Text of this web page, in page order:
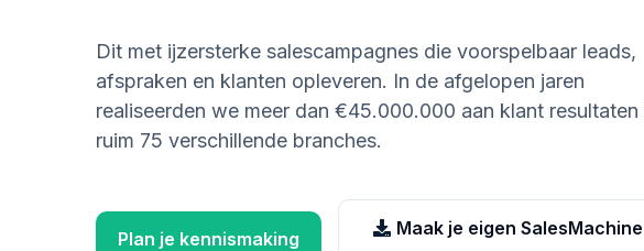
Dit met ijzersterke salescampagnes die voorspelbaar leads,
afspraken en klanten opleveren. In de afgelopen jaren
realiseerden we meer dan €45.000.000 aan klant resultaten
ruim 75 verschillende branches.
Plan je kennismaking Maak je eigen SalesMachine